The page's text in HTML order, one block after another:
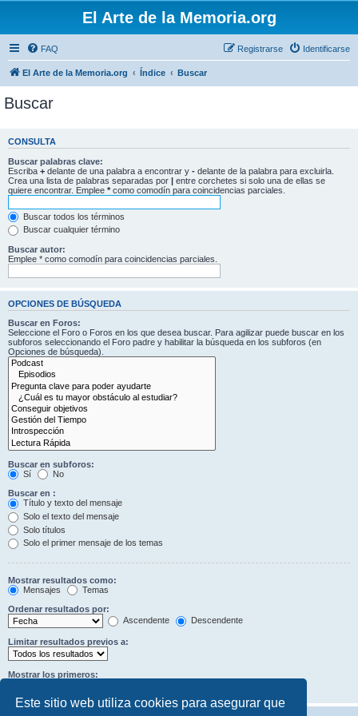
Este sitio web utiliza cookies para asegurar que
El Arte de la Memoria.org
FAQ Identificarse
Registrarse
El Arte de la Memoria.org Índice Buscar
Buscar
CONSULTA
Buscar palabras clave:
Escriba + delante de una palabra a encontrar y - delante de la palabra para excluirla.
Crea una lista de palabras separadas por | entre corchetes si solo una de ellas se
quiere encontrar. Emplee * como comodín para coincidencias parciales.
Buscar todos los términos
Buscar cualquier término
Buscar autor:
Emplee * como comodín para coincidencias parciales.
OPCIONES DE BÚSQUEDA
Buscar en Foros:
Seleccione el Foro o Foros en los que desea buscar. Para agilizar puede buscar en los
subforos seleccionando el Foro padre y habilitar la búsqueda en los subforos (en
Opciones de búsqueda).
Buscar en subforos:
Sí
No
Buscar en :
Título y texto del mensaje
Solo el texto del mensaje
Solo títulos
Solo el primer mensaje de los temas
Mostrar resultados como:
Mensajes
Temas
Ordenar resultados por:
Ascendente
Descendente
Limitar resultados previos a:
Mostrar los primeros: